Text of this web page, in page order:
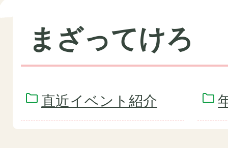
まざってけろ
直近イベント紹介